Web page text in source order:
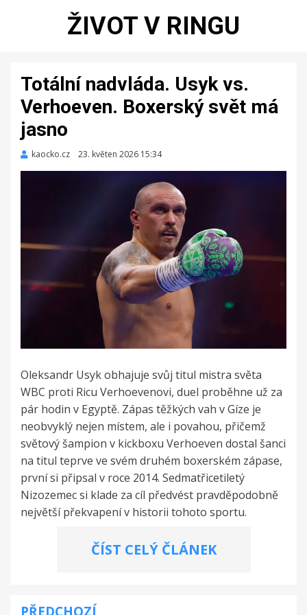
ŽIVOT V RINGU
Totální nadvláda. Usyk vs.
Verhoeven. Boxerský svět má
jasno
kaocko.cz
Zveřejněno
23. květen 2026 15:34
Oleksandr Usyk obhajuje svůj titul mistra světa
WBC proti Ricu Verhoevenovi, duel proběhne už za
pár hodin v Egyptě. Zápas těžkých vah v Gíze je
neobvyklý nejen místem, ale i povahou, přičemž
světový šampion v kickboxu Verhoeven dostal šanci
na titul teprve ve svém druhém boxerském zápase,
první si připsal v roce 2014. Sedmatřicetiletý
Nizozemec si klade za cíl předvést pravděpodobně
největší překvapení v historii tohoto sportu.
ČÍST CELÝ ČLÁNEK
PŘEDCHOZÍ